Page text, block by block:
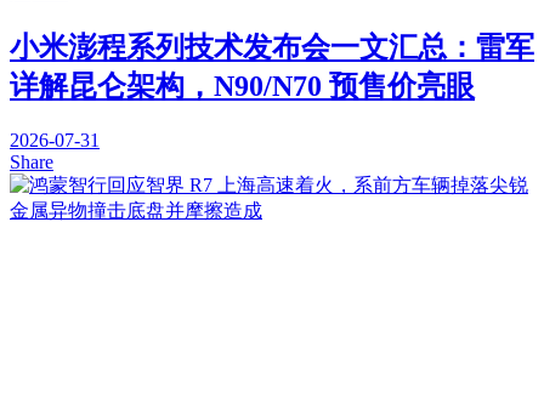
小米澎程系列技术发布会一文汇总：雷军
详解昆仑架构，N90/N70 预售价亮眼
2026-07-31
Share